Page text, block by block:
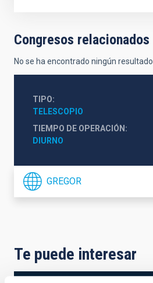
Congresos relacionados
No se ha encontrado ningún resultado.
TIPO
TELESCOPIO
TIEMPO DE OPERACIÓN
DIURNO
GREGOR
Te puede interesar